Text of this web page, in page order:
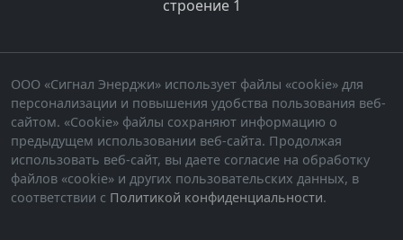
строение 1
ООО «Сигнал Энерджи» использует файлы «cookie» для
персонализации и повышения удобства пользования веб-
сайтом. «Cookie» файлы сохраняют информацию о
предыдущем использовании веб-сайта. Продолжая
использовать веб-сайт, вы даете согласие на обработку
файлов «cookie» и других пользовательских данных, в
соответствии с Политикой конфиденциальности.